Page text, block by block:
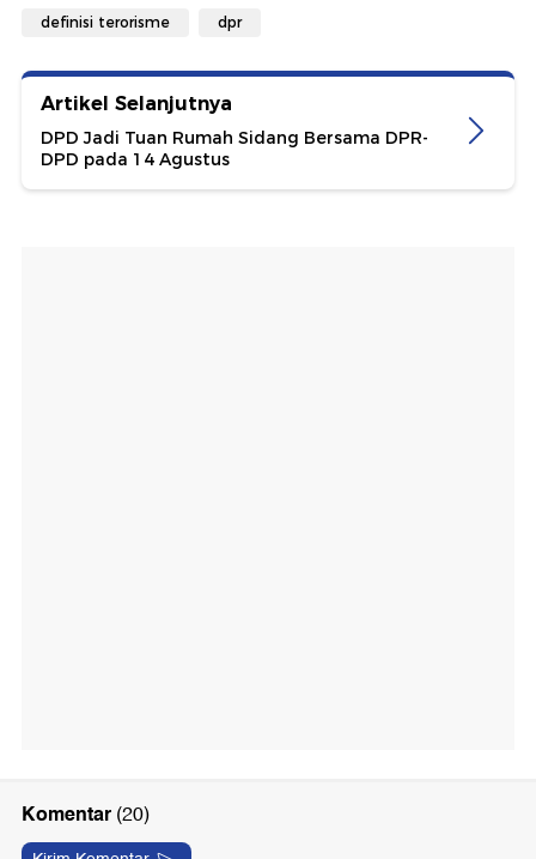
definisi terorisme dpr
Artikel Selanjutnya
DPD Jadi Tuan Rumah Sidang Bersama DPR-
DPD pada 14 Agustus